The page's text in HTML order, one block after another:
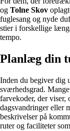
og Tolne Skov
fuglesang og nyde
stier i forskellige
tempo.
Planlæg din
Inden du begiver dig
sværhedsgrad.
farvekoder, der viser,
dagsvandringer eller
beskrivelser på
ruter og faciliteter